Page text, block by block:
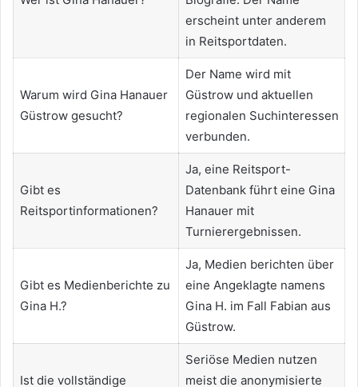
erscheint unter anderem
in Reitsportdaten.
Warum wird Gina Hanauer
Güstrow gesucht?
Der Name wird mit
Güstrow und aktuellen
regionalen Suchinteressen
verbunden.
Gibt es
Reitsportinformationen?
Ja, eine Reitsport-
Datenbank führt eine Gina
Hanauer mit
Turnierergebnissen.
Gibt es Medienberichte zu
Gina H.?
Ja, Medien berichten über
eine Angeklagte namens
Gina H. im Fall Fabian aus
Güstrow.
Ist die vollständige
Seriöse Medien nutzen
meist die anonymisierte